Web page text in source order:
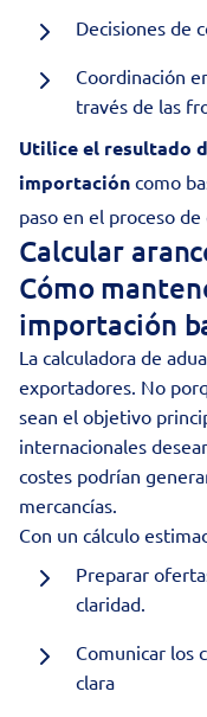
Decisiones de
Coordinación
través de las
Utilice el resultado
importación como
paso en el proceso
Calcular
Cómo
importación
La calculadora de
exportadores. No
sean el objetivo
internacionales
costes podrían
mercancías.
Con un cálculo
Preparar
claridad.
Comunicar los
clara